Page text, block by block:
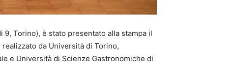
9, Torino), è stato presentato alla stampa il
realizzato da Università di Torino,
e Università di Scienze Gastronomiche di